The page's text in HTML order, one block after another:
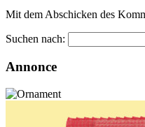
Mit dem Abschicken des
Suchen nach:
Annonce